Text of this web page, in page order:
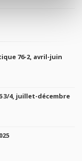
76-2, avril-juin
3/4, juillet-décembre